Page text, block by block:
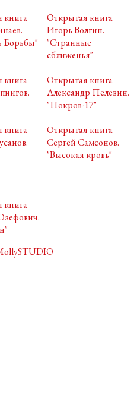
книга
Борьбы"
Открытая книга
Игорь Волгин.
"Странные
сближенья"
книга
Открытая книга
Александр Пелевин.
"Покров-17"
книга
Открытая книга
Сергей Самсонов.
"Высокая кровь"
книга